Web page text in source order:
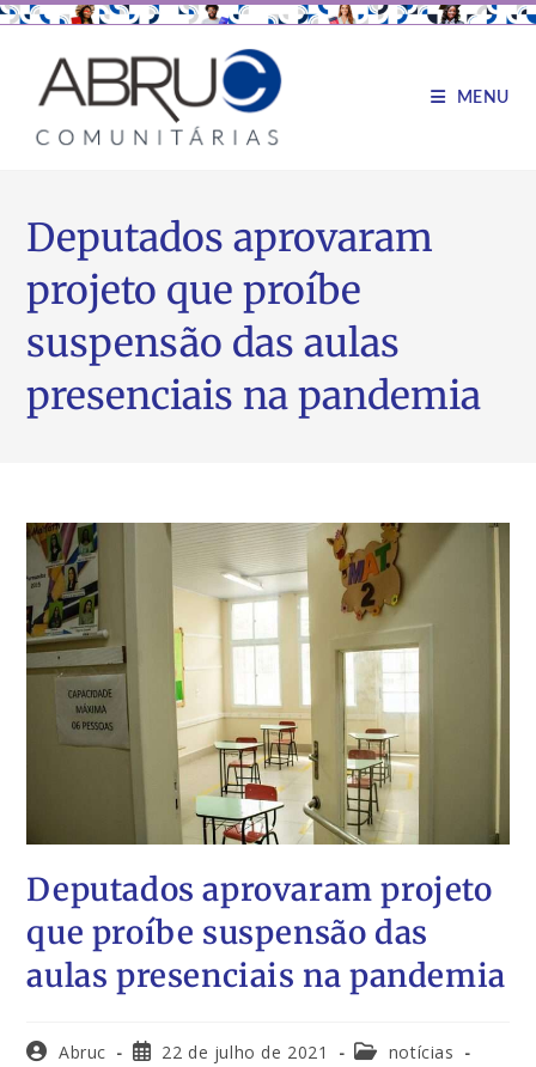
MENU
Deputados aprovaram
projeto que proíbe
suspensão das aulas
presenciais na pandemia
Deputados aprovaram projeto
que proíbe suspensão das
aulas presenciais na pandemia
Abruc 22 de julho de 2021
notícias